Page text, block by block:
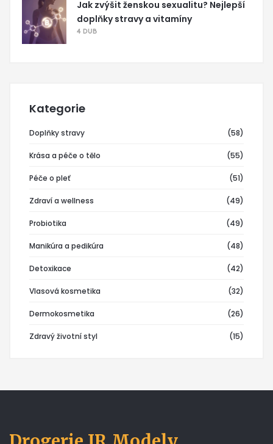
Jak zvýšit ženskou sexualitu? Nejlepší
doplňky stravy a vitamíny
4 DUB
Kategorie
Doplňky stravy (58)
Krása a péče o tělo (55)
Péče o pleť (51)
Zdraví a wellness (49)
Probiotika (49)
Manikúra a pedikúra (48)
Detoxikace (42)
Vlasová kosmetika (32)
Dermokosmetika (26)
Zdravý životní styl (15)